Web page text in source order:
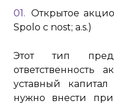
Открытое
Spolo c nost; a.s.)
Этот тип
ответственность
уставный
нужно внести